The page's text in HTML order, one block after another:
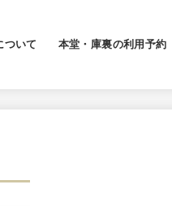
ついて 本堂・庫裏の利用予約